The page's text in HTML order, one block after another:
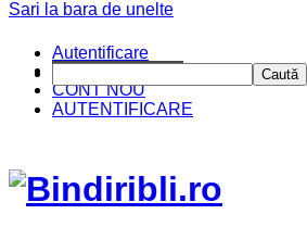
CINE SUNTEM?
CONT NOU
AUTENTIFICARE
Sari la bara de unelte
Autentificare
Caută